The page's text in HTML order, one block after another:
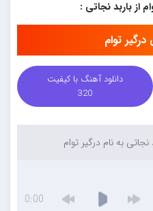
از باربد نجاتی :
توام
دانلود آهنگ با کیفیت
320
به نام درگیر توام
0:00